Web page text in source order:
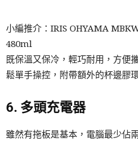
小編推介：IRIS OHYAMA
480ml
既保溫又保冷，輕巧耐用，方便
鬆單手操控，附帶額外的杯邊膠
6. 多頭充電器
雖然有拖板是基本，電腦最少佔